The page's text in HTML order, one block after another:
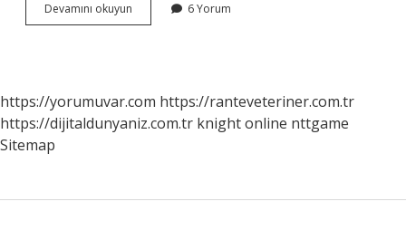
Devamını okuyun
Kaç
6 Yorum
https://yorumuvar.com https://ranteveteriner.com.tr
https://dijitaldunyaniz.com.tr knight online nttgame
Sitemap